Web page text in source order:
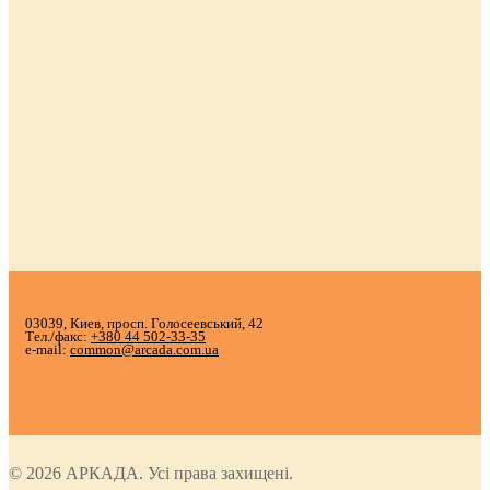
03039, Киев, просп. Голосеевський, 42
Тел./факс: +380 44 502-33-35
e-mail: common@arcada.com.ua
© 2026 АРКАДА. Усі права захищені.